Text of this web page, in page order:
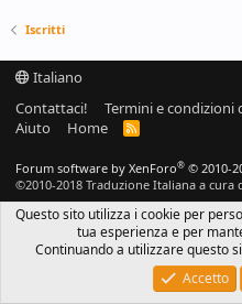
Iscritti
Italiano
Contattaci!
Termini e condizioni
Aiuto
Home
R
Forum software by XenForo® © 2010-
©2010-2018 Traduzione Italiana a cura
Questo sito utilizza i cookie per
tua esperienza e per
Continuando a utilizzare questo
Accetto